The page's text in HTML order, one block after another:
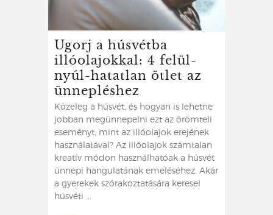
Ugorj a húsvétba
illóolajokkal: 4 felül-
nyúl-hatatlan ötlet az
ünnepléshez
Közeleg a húsvét, és hogyan is lehetne
jobban megünnepelni ezt az örömteli
eseményt, mint az illóolajok erejének
használatával? Az illóolajok számtalan
kreatív módon használhatóak a húsvét
ünnepi hangulatának emeléséhez. Akár
a gyerekek szórakoztatására keresel
húsvéti ...